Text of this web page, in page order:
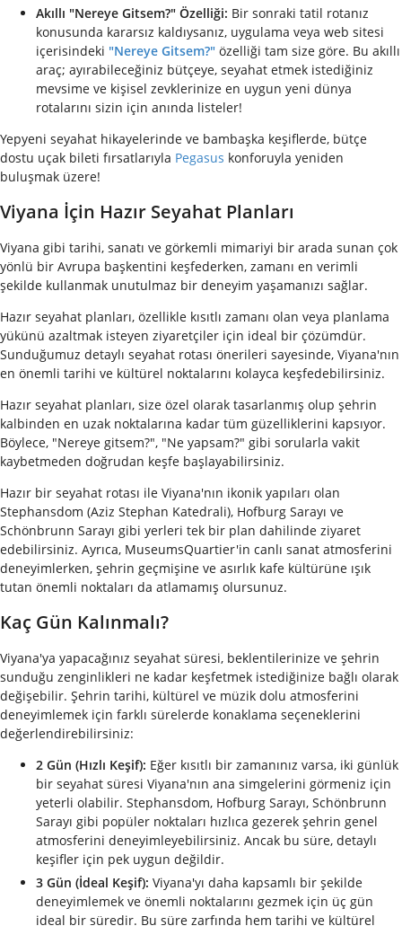
Akıllı "Nereye Gitsem?" Özelliği: Bir sonraki tatil rotanız
konusunda kararsız kaldıysanız, uygulama veya web sitesi
içerisindeki "Nereye Gitsem?" özelliği tam size göre. Bu akıllı
araç; ayırabileceğiniz bütçeye, seyahat etmek istediğiniz
mevsime ve kişisel zevklerinize en uygun yeni dünya
rotalarını sizin için anında listeler!
Yepyeni seyahat hikayelerinde ve bambaşka keşiflerde, bütçe
dostu uçak bileti fırsatlarıyla Pegasus konforuyla yeniden
buluşmak üzere!
Viyana İçin Hazır Seyahat Planları
Viyana gibi tarihi, sanatı ve görkemli mimariyi bir arada sunan çok
yönlü bir Avrupa başkentini keşfederken, zamanı en verimli
şekilde kullanmak unutulmaz bir deneyim yaşamanızı sağlar.
Hazır seyahat planları, özellikle kısıtlı zamanı olan veya planlama
yükünü azaltmak isteyen ziyaretçiler için ideal bir çözümdür.
Sunduğumuz detaylı seyahat rotası önerileri sayesinde, Viyana'nın
en önemli tarihi ve kültürel noktalarını kolayca keşfedebilirsiniz.
Hazır seyahat planları, size özel olarak tasarlanmış olup şehrin
kalbinden en uzak noktalarına kadar tüm güzelliklerini kapsıyor.
Böylece, "Nereye gitsem?", "Ne yapsam?" gibi sorularla vakit
kaybetmeden doğrudan keşfe başlayabilirsiniz.
Hazır bir seyahat rotası ile Viyana'nın ikonik yapıları olan
Stephansdom (Aziz Stephan Katedrali), Hofburg Sarayı ve
Schönbrunn Sarayı gibi yerleri tek bir plan dahilinde ziyaret
edebilirsiniz. Ayrıca, MuseumsQuartier'in canlı sanat atmosferini
deneyimlerken, şehrin geçmişine ve asırlık kafe kültürüne ışık
tutan önemli noktaları da atlamamış olursunuz.
Kaç Gün Kalınmalı?
Viyana'ya yapacağınız seyahat süresi, beklentilerinize ve şehrin
sunduğu zenginlikleri ne kadar keşfetmek istediğinize bağlı olarak
değişebilir. Şehrin tarihi, kültürel ve müzik dolu atmosferini
deneyimlemek için farklı sürelerde konaklama seçeneklerini
değerlendirebilirsiniz:
2 Gün (Hızlı Keşif): Eğer kısıtlı bir zamanınız varsa, iki günlük
bir seyahat süresi Viyana'nın ana simgelerini görmeniz için
yeterli olabilir. Stephansdom, Hofburg Sarayı, Schönbrunn
Sarayı gibi popüler noktaları hızlıca gezerek şehrin genel
atmosferini deneyimleyebilirsiniz. Ancak bu süre, detaylı
keşifler için pek uygun değildir.
3 Gün (İdeal Keşif): Viyana'yı daha kapsamlı bir şekilde
deneyimlemek ve önemli noktalarını gezmek için üç gün
ideal bir süredir. Bu süre zarfında hem tarihi ve kültürel